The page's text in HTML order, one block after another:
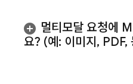
멀티모달 요청에
요? (예: 이미지 , PDF,